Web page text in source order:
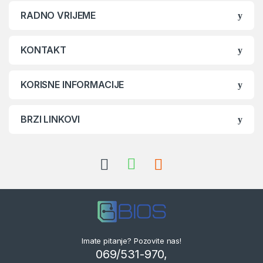
RADNO VRIJEME
KONTAKT
KORISNE INFORMACIJE
BRZI LINKOVI
Imate pitanje? Pozovite nas!
069/531-970,